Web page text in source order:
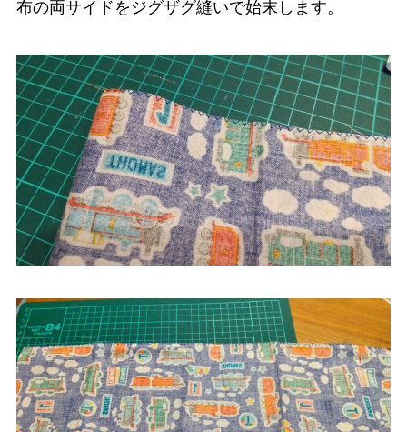
布の両サイドをジグザグ縫いで始末します。